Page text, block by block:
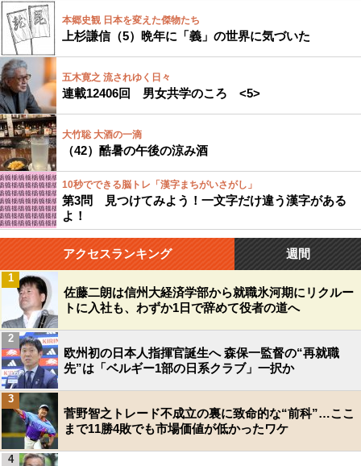
本郷史観 日本を変えた傑物たち
上杉謙信（5）晩年に「義」の世界に気づいた
五木寛之 流されゆく日々
連載12406回 男女共学のころ <5>
大竹聡 大酒の一滴
（42）酷暑の午後の涼み酒
10秒でできる脳トレ「漢字まちがいさがし」
第3問 見つけてみよう！一文字だけ違う漢字がある
よ！
アクセスランキング 週間
佐藤二朗は信州大経済学部から就職氷河期にリクルー
トに入社も、わずか1日で辞めて役者の道へ
1
欧州初の日本人指揮官誕生へ 森保一監督の“再就職
先”は「ベルギー1部の日系クラブ」一択か
2
菅野智之トレード不成立の裏に致命的な“前科”…ここ
まで11勝4敗でも市場価値が低かったワケ
3
4